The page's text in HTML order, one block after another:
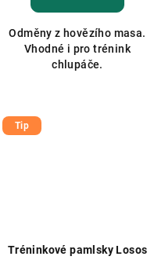
Odměny z hovězího masa.
Vhodné i pro trénink
chlupáče.
Tip
Tréninkové pamlsky Losos